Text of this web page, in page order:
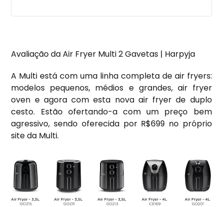
Avaliação da Air Fryer Multi 2 Gavetas | Harpyja
A Multi está com uma linha completa de air fryers:
modelos pequenos, médios e grandes, air fryer
oven e agora com esta nova air fryer de duplo
cesto. Estão ofertando-a com um preço bem
agressivo, sendo oferecida por R$699 no próprio
site da Multi.